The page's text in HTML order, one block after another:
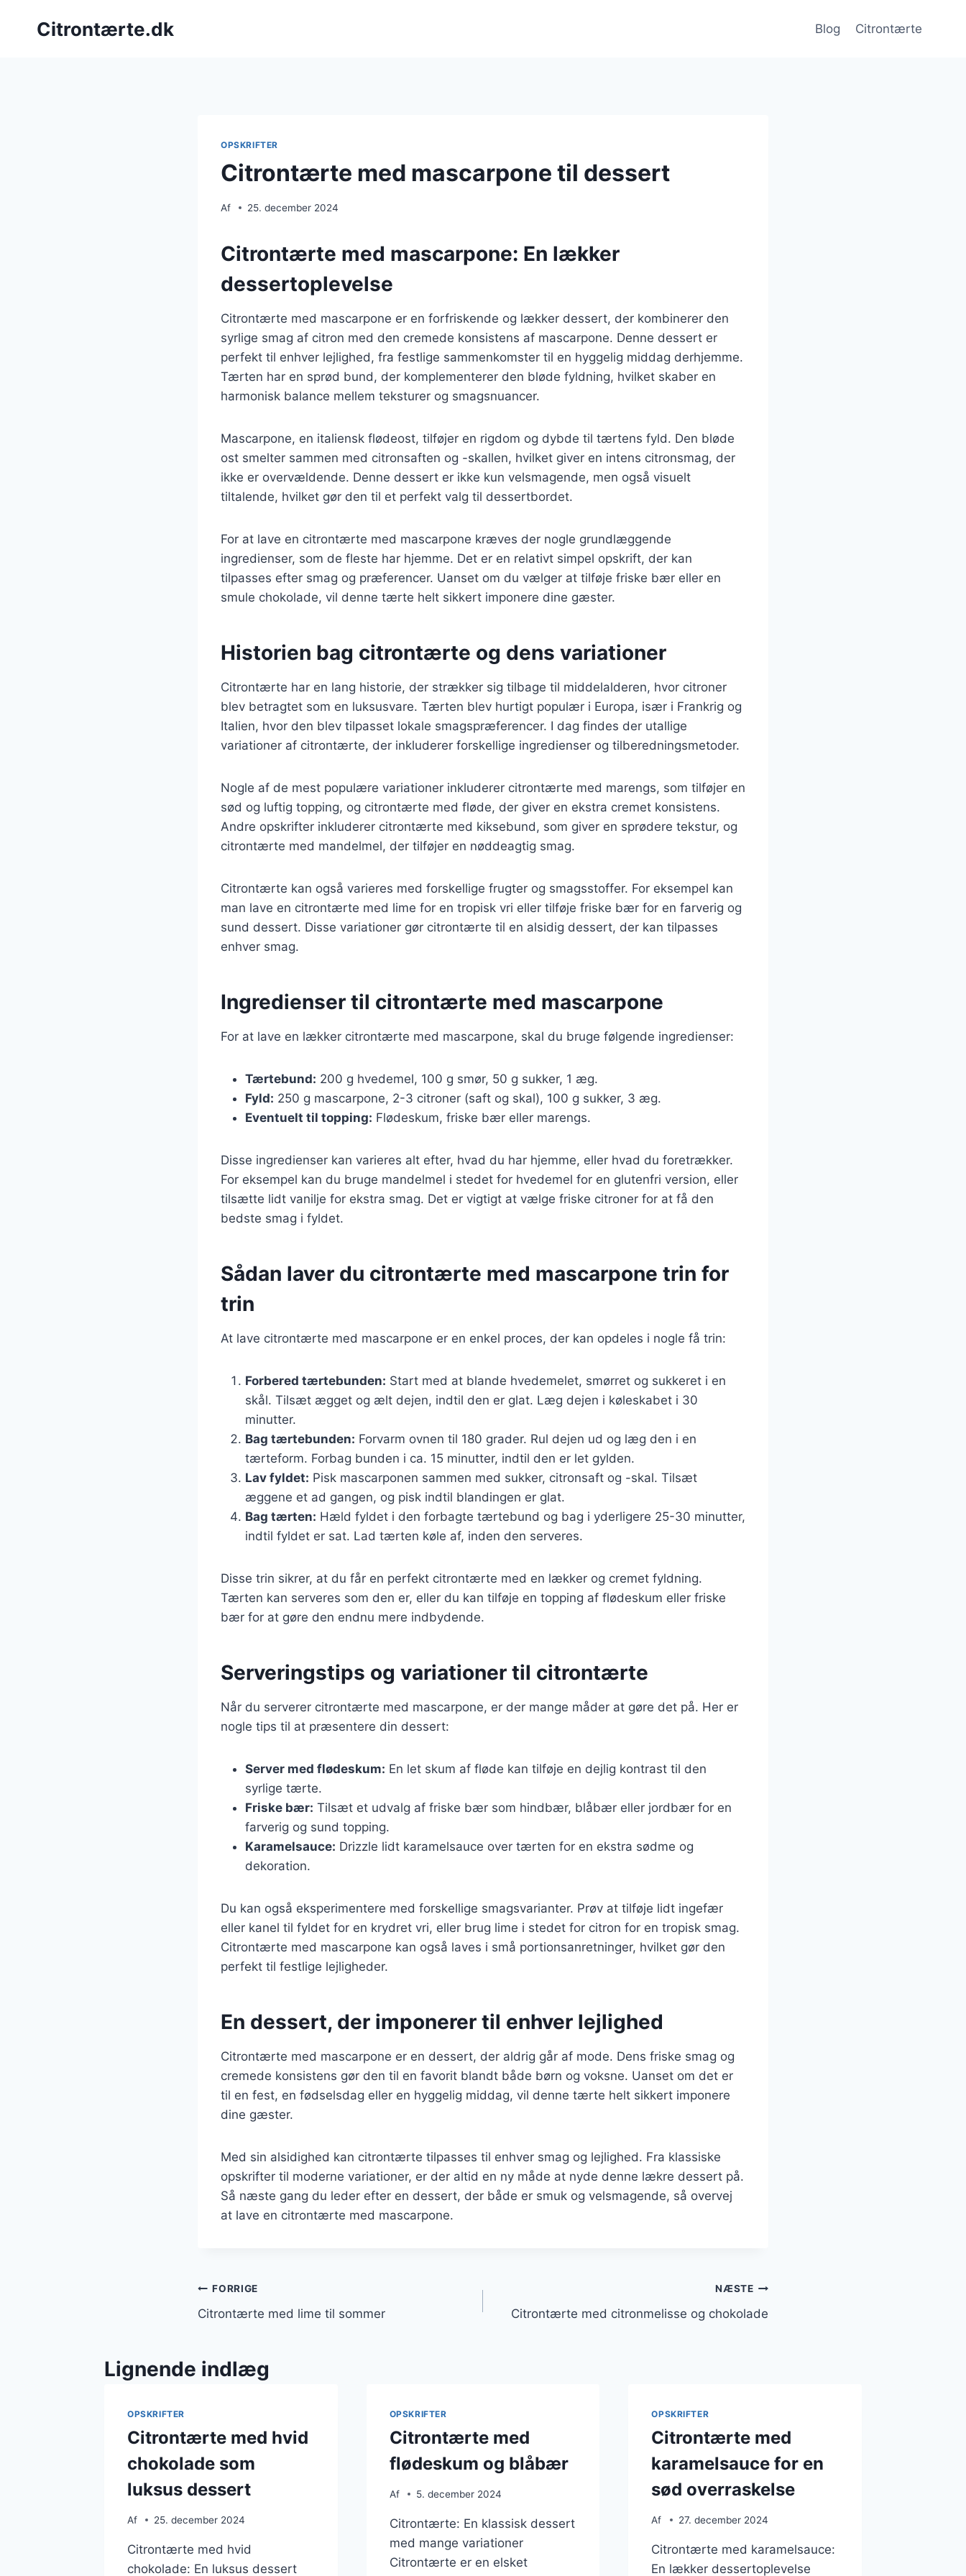
Citrontærte.dk Blog Citrontærte
OPSKRIFTER
Citrontærte med mascarpone til dessert
Af 25. december 2024
Citrontærte med mascarpone: En lækker
dessertoplevelse
Citrontærte med mascarpone er en forfriskende og lækker dessert, der kombinerer den
syrlige smag af citron med den cremede konsistens af mascarpone. Denne dessert er
perfekt til enhver lejlighed, fra festlige sammenkomster til en hyggelig middag derhjemme.
Tærten har en sprød bund, der komplementerer den bløde fyldning, hvilket skaber en
harmonisk balance mellem teksturer og smagsnuancer.
Mascarpone, en italiensk flødeost, tilføjer en rigdom og dybde til tærtens fyld. Den bløde
ost smelter sammen med citronsaften og -skallen, hvilket giver en intens citronsmag, der
ikke er overvældende. Denne dessert er ikke kun velsmagende, men også visuelt
tiltalende, hvilket gør den til et perfekt valg til dessertbordet.
For at lave en citrontærte med mascarpone kræves der nogle grundlæggende
ingredienser, som de fleste har hjemme. Det er en relativt simpel opskrift, der kan
tilpasses efter smag og præferencer. Uanset om du vælger at tilføje friske bær eller en
smule chokolade, vil denne tærte helt sikkert imponere dine gæster.
Historien bag citrontærte og dens variationer
Citrontærte har en lang historie, der strækker sig tilbage til middelalderen, hvor citroner
blev betragtet som en luksusvare. Tærten blev hurtigt populær i Europa, især i Frankrig og
Italien, hvor den blev tilpasset lokale smagspræferencer. I dag findes der utallige
variationer af citrontærte, der inkluderer forskellige ingredienser og tilberedningsmetoder.
Nogle af de mest populære variationer inkluderer citrontærte med marengs, som tilføjer en
sød og luftig topping, og citrontærte med fløde, der giver en ekstra cremet konsistens.
Andre opskrifter inkluderer citrontærte med kiksebund, som giver en sprødere tekstur, og
citrontærte med mandelmel, der tilføjer en nøddeagtig smag.
Citrontærte kan også varieres med forskellige frugter og smagsstoffer. For eksempel kan
man lave en citrontærte med lime for en tropisk vri eller tilføje friske bær for en farverig og
sund dessert. Disse variationer gør citrontærte til en alsidig dessert, der kan tilpasses
enhver smag.
Ingredienser til citrontærte med mascarpone
For at lave en lækker citrontærte med mascarpone, skal du bruge følgende ingredienser:
Tærtebund: 200 g hvedemel, 100 g smør, 50 g sukker, 1 æg.
Fyld: 250 g mascarpone, 2-3 citroner (saft og skal), 100 g sukker, 3 æg.
Eventuelt til topping: Flødeskum, friske bær eller marengs.
Disse ingredienser kan varieres alt efter, hvad du har hjemme, eller hvad du foretrækker.
For eksempel kan du bruge mandelmel i stedet for hvedemel for en glutenfri version, eller
tilsætte lidt vanilje for ekstra smag. Det er vigtigt at vælge friske citroner for at få den
bedste smag i fyldet.
Sådan laver du citrontærte med mascarpone trin for
trin
At lave citrontærte med mascarpone er en enkel proces, der kan opdeles i nogle få trin:
Forbered tærtebunden: Start med at blande hvedemelet, smørret og sukkeret i en
skål. Tilsæt ægget og ælt dejen, indtil den er glat. Læg dejen i køleskabet i 30
minutter.
Bag tærtebunden: Forvarm ovnen til 180 grader. Rul dejen ud og læg den i en
tærteform. Forbag bunden i ca. 15 minutter, indtil den er let gylden.
Lav fyldet: Pisk mascarponen sammen med sukker, citronsaft og -skal. Tilsæt
æggene et ad gangen, og pisk indtil blandingen er glat.
Bag tærten: Hæld fyldet i den forbagte tærtebund og bag i yderligere 25-30 minutter,
indtil fyldet er sat. Lad tærten køle af, inden den serveres.
Disse trin sikrer, at du får en perfekt citrontærte med en lækker og cremet fyldning.
Tærten kan serveres som den er, eller du kan tilføje en topping af flødeskum eller friske
bær for at gøre den endnu mere indbydende.
Serveringstips og variationer til citrontærte
Når du serverer citrontærte med mascarpone, er der mange måder at gøre det på. Her er
nogle tips til at præsentere din dessert:
Server med flødeskum: En let skum af fløde kan tilføje en dejlig kontrast til den
syrlige tærte.
Friske bær: Tilsæt et udvalg af friske bær som hindbær, blåbær eller jordbær for en
farverig og sund topping.
Karamelsauce: Drizzle lidt karamelsauce over tærten for en ekstra sødme og
dekoration.
Du kan også eksperimentere med forskellige smagsvarianter. Prøv at tilføje lidt ingefær
eller kanel til fyldet for en krydret vri, eller brug lime i stedet for citron for en tropisk smag.
Citrontærte med mascarpone kan også laves i små portionsanretninger, hvilket gør den
perfekt til festlige lejligheder.
En dessert, der imponerer til enhver lejlighed
Citrontærte med mascarpone er en dessert, der aldrig går af mode. Dens friske smag og
cremede konsistens gør den til en favorit blandt både børn og voksne. Uanset om det er
til en fest, en fødselsdag eller en hyggelig middag, vil denne tærte helt sikkert imponere
dine gæster.
Med sin alsidighed kan citrontærte tilpasses til enhver smag og lejlighed. Fra klassiske
opskrifter til moderne variationer, er der altid en ny måde at nyde denne lækre dessert på.
Så næste gang du leder efter en dessert, der både er smuk og velsmagende, så overvej
at lave en citrontærte med mascarpone.
Indlægsnavigation
FORRIGE
Citrontærte med lime til sommer
NÆSTE
Citrontærte med citronmelisse og chokolade
Lignende indlæg
OPSKRIFTER
Citrontærte med hvid
chokolade som
luksus dessert
Af 25. december 2024
Citrontærte med hvid
chokolade: En luksus dessert
OPSKRIFTER
Citrontærte med
flødeskum og blåbær
Af 5. december 2024
Citrontærte: En klassisk dessert
med mange variationer
Citrontærte er en elsket
OPSKRIFTER
Citrontærte med
karamelsauce for en
sød overraskelse
Af 27. december 2024
Citrontærte med karamelsauce:
En lækker dessertoplevelse